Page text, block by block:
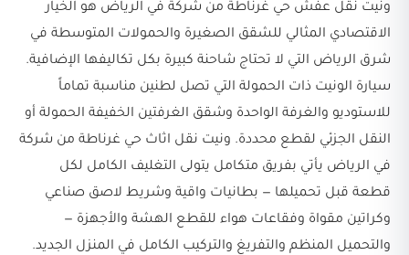
ونيت نقل عفش حي غرناطة من شركة في الرياض هو الخيار
الاقتصادي المثالي للشقق الصغيرة والحمولات المتوسطة في
شرق الرياض التي لا تحتاج شاحنة كبيرة بكل تكاليفها الإضافية.
سيارة الونيت ذات الحمولة التي تصل لطنين مناسبة تماماً
للاستوديو والغرفة الواحدة وشقق الغرفتين الخفيفة الحمولة أو
النقل الجزئي لقطع محددة. ونيت نقل اثاث حي غرناطة من شركة
في الرياض يأتي بفريق متكامل يتولى التغليف الكامل لكل
قطعة قبل تحميلها — بطانيات واقية وشريط لاصق صناعي
وكراتين مقواة وفقاعات هواء للقطع الهشة والأجهزة —
والتحميل المنظم والتفريغ والتركيب الكامل في المنزل الجديد.